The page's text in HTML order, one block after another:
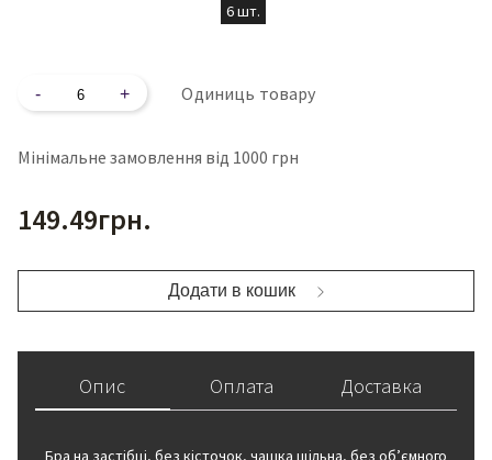
6 шт.
Кількість Одиниць товару
Мінімальне замовлення від 1000 грн
149.49грн.
Додати в кошик
Опис Оплата Доставка
Бра на застібці, без кісточок, чашка щільна, без обʼємного